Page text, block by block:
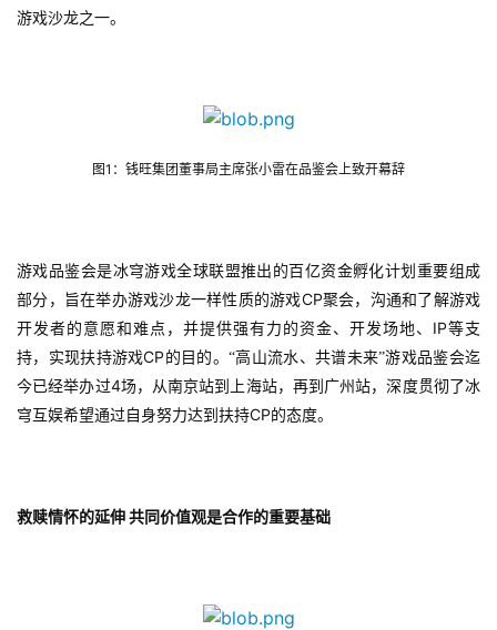
游戏沙龙之一。
图1 ：钱旺集团董事局主席张小雷在品鉴会上致开幕辞
游戏品鉴会是冰穹游戏全球联盟推出的百亿资金孵化计划重要组成
部分，旨在举办游戏沙龙一样性质的游戏CP聚会，沟通和了解游戏
开发者的意愿和难点，并提供强有力的资金、开发场地、 IP等支
持，实现扶持游戏CP 的目的。“高山流水、共谱未来”游戏品鉴会迄
今已经举办过4场，从南京站到上海站，再到广州站，深度贯彻了冰
穹互娱希望通过自身努力达到扶持CP的态度。
救赎情怀的延伸 共同价值观是合作的重要基础